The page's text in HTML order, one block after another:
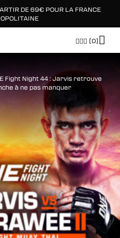
DE 69€ POUR LA FRANCE
[0]
Fight Night 44 : Jarvis retrouve
à ne pas manquer